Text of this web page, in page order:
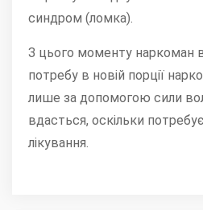
синдром (ломка).
З цього моменту наркоман
потребу в новій порції
лише за допомогою сили
вдасться, оскільки
лікування.